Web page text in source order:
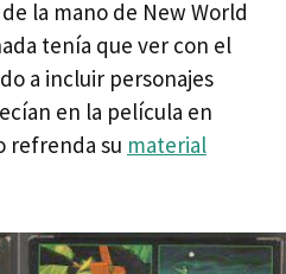
la mano de New World
tenía que ver con el
a incluir personajes
en la película en
refrenda su material